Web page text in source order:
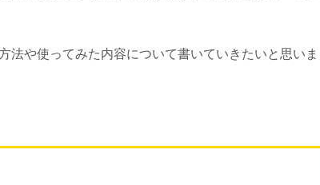
法や使ってみた内容について書いていきたいと思いま